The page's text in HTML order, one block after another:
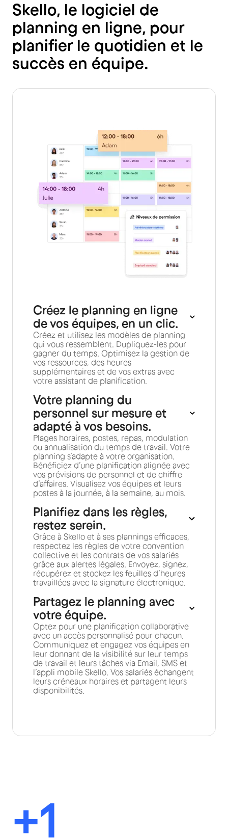
Skello, le logiciel de
planning en ligne, pour
planifier le quotidien et le
succès en équipe.
Créez le planning en ligne
de vos équipes, en un clic.
Créez et utilisez les modèles de planning
qui vous ressemblent. Dupliquez-les pour
gagner du temps. Optimisez la gestion de
vos ressources, des heures
supplémentaires et de vos extras avec
votre assistant de planification.
Votre planning du
personnel sur mesure et
adapté à vos besoins.
Plages horaires, postes, repas, modulation
ou annualisation du temps de travail. Votre
planning s’adapte à votre organisation.
Bénéficiez d’une planification alignée avec
vos prévisions de personnel et de chiffre
d’affaires. Visualisez vos équipes et leurs
postes à la journée, à la semaine, au mois.
Planifiez dans les règles,
restez serein.
Grâce à Skello et à ses plannings efficaces,
respectez les règles de votre convention
collective et les contrats de vos salariés
grâce aux alertes légales. Envoyez, signez,
récupérez et stockez les feuilles d’heures
travaillées avec la signature électronique.
Partagez le planning avec
votre équipe.
Optez pour une planification collaborative
avec un accès personnalisé pour chacun.
Communiquez et engagez vos équipes en
leur donnant de la visibilité sur leur temps
de travail et leurs tâches via Email, SMS et
l’appli mobile Skello. Vos salariés échangent
leurs créneaux horaires et partagent leurs
disponibilités.
+1